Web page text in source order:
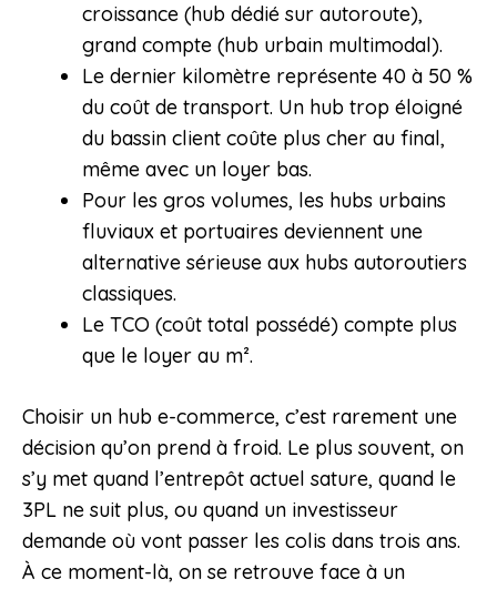
croissance (hub dédié sur autoroute),
grand compte (hub urbain multimodal).
Le dernier kilomètre représente 40 à 50 %
du coût de transport. Un hub trop éloigné
du bassin client coûte plus cher au final,
même avec un loyer bas.
Pour les gros volumes, les hubs urbains
fluviaux et portuaires deviennent une
alternative sérieuse aux hubs autoroutiers
classiques.
Le TCO (coût total possédé) compte plus
que le loyer au m².
Choisir un hub e-commerce, c’est rarement une
décision qu’on prend à froid. Le plus souvent, on
s’y met quand l’entrepôt actuel sature, quand le
3PL ne suit plus, ou quand un investisseur
demande où vont passer les colis dans trois ans.
À ce moment-là, on se retrouve face à un